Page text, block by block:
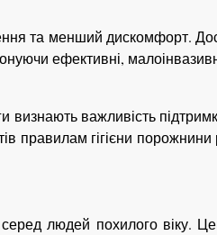
та менший дискомфорт.
ефективні,
визнають важливість
правилам гігієни
людей похилого віку.